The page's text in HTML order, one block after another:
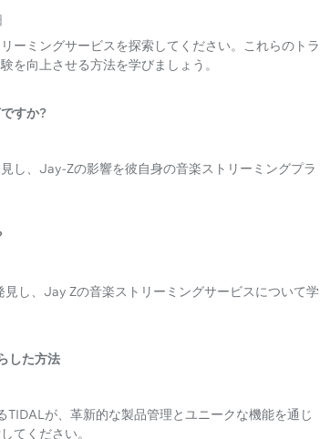
ーミングサービスを探索してください。これらのトラ
を向上させる方法を学びましょう。
すか?
し、Jay-Zの影響を彼自身の音楽ストリーミングプラ
し、Jay Zの音楽ストリーミングサービスについて学
した方法
が、革新的な製品管理とユニークな機能を通じ
てください。